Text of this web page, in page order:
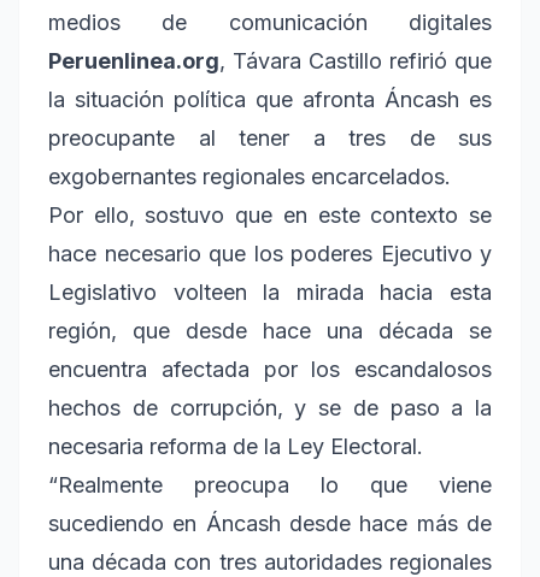
medios de comunicación digitales
Peruenlinea.org, Távara Castillo refirió que
la situación política que afronta Áncash es
preocupante al tener a tres de sus
exgobernantes regionales encarcelados.
Por ello, sostuvo que en este contexto se
hace necesario que los poderes Ejecutivo y
Legislativo volteen la mirada hacia esta
región, que desde hace una década se
encuentra afectada por los escandalosos
hechos de corrupción, y se de paso a la
necesaria reforma de la Ley Electoral.
“Realmente preocupa lo que viene
sucediendo en Áncash desde hace más de
una década con tres autoridades regionales